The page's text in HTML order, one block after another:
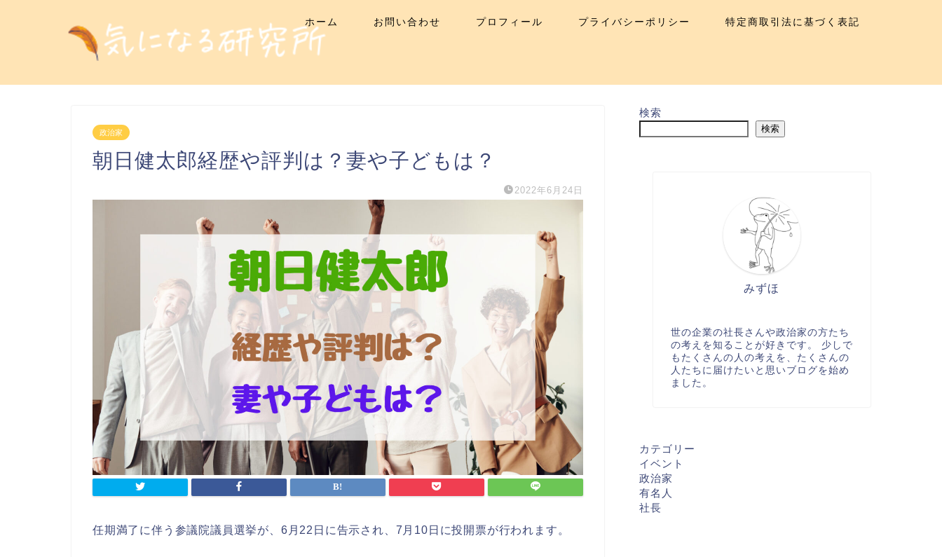
ホーム お問い合わせ プロフィール プライバシーポリシー 特定商取引法に基づく表記
政治家
朝日健太郎経歴や評判は？妻や子どもは？
2022年6月24日
任期満了に伴う参議院議員選挙が、6月22日に告示され、7月10日に投開票が行われます。
検索
検索
みずほ
世の企業の社長さんや政治家の方たち
の考えを知ることが好きです。 少しで
もたくさんの人の考えを、たくさんの
人たちに届けたいと思いブログを始め
ました。
カテゴリー
イベント
政治家
有名人
社長